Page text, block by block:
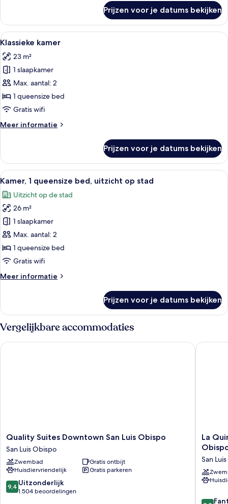
laden
kamer,
queensize
toegankelijk
voor
mindervaliden
Prijzen voor je datums bekijken
Alle
foto's
voor
Klassieke
kamer
laden
Een hotelkamer met een groot bed,
5
Klassieke kamer
23 m²
1 slaapkamer
Max. aantal: 2
1 queensize bed
Gratis wifi
Meer informatie
Meer
kamer
Prijzen voor je datums bekijken
Alle
foto's
voor
Kamer,
queensize
bed,
uitzicht
stad
Een hotelkamer met een groot bed,
6
Kamer, 1 queensize bed, uitzicht op stad
Uitzicht op de stad
26 m²
1 slaapkamer
Max. aantal: 2
1 queensize bed
Gratis wifi
Meer informatie
Meer
1
queensize
bed,
uitzicht
op
Prijzen voor je datums bekijken
Vergelijkbare accommodaties
Quality
Suites
Downtown
San
Luis
Obispo
San
Quality Suites Downtown San Luis Obispo
San Luis Obispo
Zwembad
Gratis ontbijt
Huisdiervriendelijk
Gratis parkeren
9.4
van
9,4 Uitzonderlijk
1.504 beoordelingen
Quality Suites Downtown San Luis Obispo
La
Quinta
&
Suites
by
San
La
San
9.0
La